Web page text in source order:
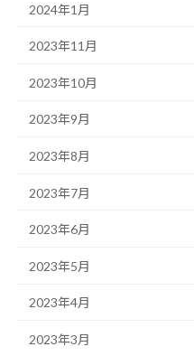
2024年1月
2023年11月
2023年10月
2023年9月
2023年8月
2023年7月
2023年6月
2023年5月
2023年4月
2023年3月